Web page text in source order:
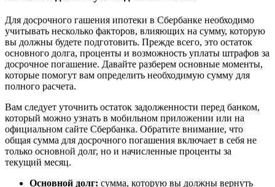
Для досрочного гашения ипотеки в Сбербанке необходимо
учитывать несколько факторов, влияющих на сумму, которую
вы должны будете подготовить. Прежде всего, это остаток
основного долга, проценты и возможность уплаты штрафов за
досрочное погашение. Давайте разберем основные моменты,
которые помогут вам определить необходимую сумму для
полного расчета.
Вам следует уточнить остаток задолженности перед банком,
который можно узнать в мобильном приложении или на
официальном сайте Сбербанка. Обратите внимание, что
общая сумма для досрочного погашения включает в себя не
только основной долг, но и начисленные проценты за
текущий месяц.
Основной долг: сумма, которую вы должны вернуть